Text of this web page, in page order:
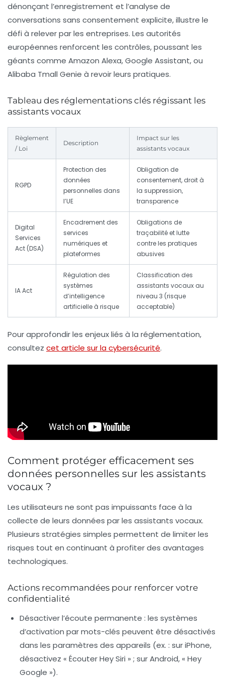
dénonçant l’enregistrement et l’analyse de
conversations sans consentement explicite, illustre le
défi à relever par les entreprises. Les autorités
européennes renforcent les contrôles, poussant les
géants comme Amazon Alexa, Google Assistant, ou
Alibaba Tmall Genie à revoir leurs pratiques.
Tableau des réglementations clés régissant les
assistants vocaux
Règlement
/ Loi
Description
Impact sur les
assistants vocaux
RGPD
Protection des
données
personnelles dans
l’UE
Obligation de
consentement, droit à
la suppression,
transparence
Digital
Services
Act (DSA)
Encadrement des
services
numériques et
plateformes
Obligations de
traçabilité et lutte
contre les pratiques
abusives
IA Act
Régulation des
systèmes
d’intelligence
artificielle à risque
Classification des
assistants vocaux au
niveau 3 (risque
acceptable)
Pour approfondir les enjeux liés à la réglementation,
consultez cet article sur la cybersécurité.
Comment protéger efficacement ses
données personnelles sur les assistants
vocaux ?
Les utilisateurs ne sont pas impuissants face à la
collecte de leurs données par les assistants vocaux.
Plusieurs stratégies simples permettent de limiter les
risques tout en continuant à profiter des avantages
technologiques.
Actions recommandées pour renforcer votre
confidentialité
Désactiver l’écoute permanente : les systèmes
d’activation par mots-clés peuvent être désactivés
dans les paramètres des appareils (ex. : sur iPhone,
désactivez « Écouter Hey Siri » ; sur Android, « Hey
Google »).